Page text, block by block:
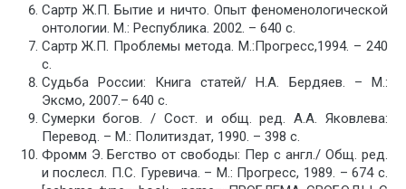
Сартр Ж.П. Бытие и ничто. Опыт феноменологической
онтологии. М.: Республика. 2002. – 640 с.
Сартр Ж.П. Проблемы метода. М.:Прогресс,1994. – 240
с.
Судьба России: Книга статей/ Н.А. Бердяев. – М.:
Эксмо, 2007.– 640 c.
Сумерки богов. / Сост. и общ. ред. А.А. Яковлева:
Перевод. – М.: Политиздат, 1990. – 398 с.
Фромм Э. Бегство от свободы: Пер с англ./ Общ. ред.
и послесл. П.С. Гуревича. – М.: Прогресс, 1989. – 674 с.